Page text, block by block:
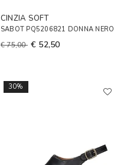
CINZIA SOFT
SABOT PQ5206821 DONNA NERO
€ 75,00 € 52,50
30%